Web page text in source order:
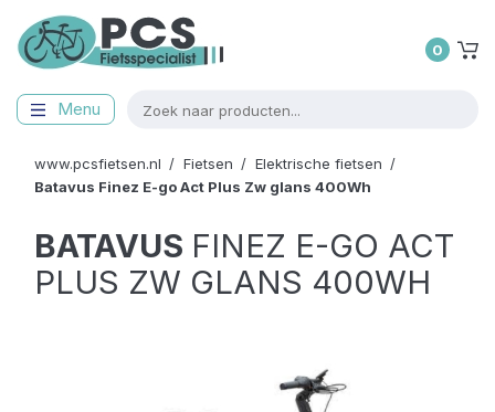
0
Menu
www.pcsfietsen.nl Fietsen
Elektrische fietsen
Batavus Finez E-go Act Plus Zw glans 400Wh
BATAVUS FINEZ E-GO ACT
PLUS ZW GLANS 400WH